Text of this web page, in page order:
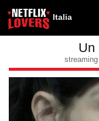
Italia
Un